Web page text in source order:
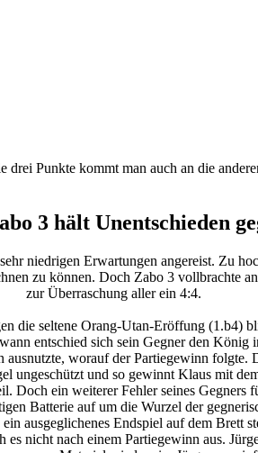
Punkte kommt man auch an die
3 hält Unentschieden
niedrigen Erwartungen angereist. Zu
zu können. Doch Zabo 3 vollbrachte
zur Überraschung aller ein 4:4.
die seltene Orang-Utan-Eröffung (1.b4)
entschied sich sein Gegner den
worauf der Partiegewinn
ungeschützt und so gewinnt Klaus mit
Doch ein weiterer Fehler seines Gegners
Batterie auf um die Wurzel der
ausgeglichenes Endspiel auf dem Brett
es nicht nach einem Partiegewinn aus.